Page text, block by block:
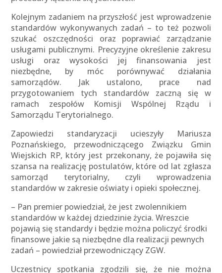
Kolejnym zadaniem na przyszłość jest wprowadzenie
standardów wykonywanych zadań – to też pozwoli
szukać oszczędności oraz poprawiać zarządzanie
usługami publicznymi. Precyzyjne określenie zakresu
usługi oraz wysokości jej finansowania jest
niezbędne, by móc porównywać działania
samorządów. Jak ustalono, prace nad
przygotowaniem tych standardów zaczną się w
ramach zespołów Komisji Wspólnej Rządu i
Samorządu Terytorialnego.
Zapowiedzi standaryzacji ucieszyły Mariusza
Poznańskiego, przewodniczącego Związku Gmin
Wiejskich RP, który jest przekonany, że pojawiła się
szansa na realizację postulatów, które od lat zgłasza
samorząd terytorialny, czyli wprowadzenia
standardów w zakresie oświaty i opieki społecznej.
– Pan premier powiedział, że jest zwolennikiem
standardów w każdej dziedzinie życia. Wreszcie
pojawią się standardy i będzie można policzyć środki
finansowe jakie są niezbędne dla realizacji pewnych
zadań – powiedział przewodniczący ZGW.
Uczestnicy spotkania zgodzili się, że nie można